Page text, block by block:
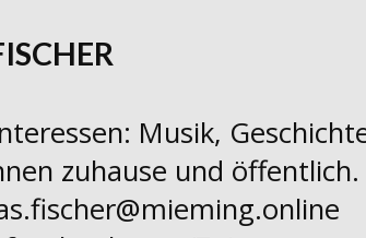
Musik,
zuhause und